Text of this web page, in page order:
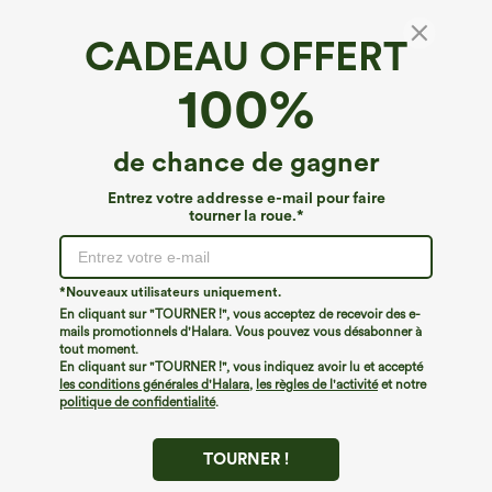
CADEAU OFFERT
100%
de chance de gagner
Entrez votre addresse e-mail pour faire
tourner la roue.*
*Nouveaux utilisateurs uniquement.
En cliquant sur "TOURNER !", vous acceptez de recevoir des e-
mails promotionnels d'Halara. Vous pouvez vous désabonner à
tout moment.
En cliquant sur "TOURNER !", vous indiquez avoir lu et accepté
les conditions générales d'Halara, les règles de l'activitéet notre
politique de confidentialité.
TOURNER !
(0/2) 4/6) M
XL ( 16
À découvrir Styles Similaires